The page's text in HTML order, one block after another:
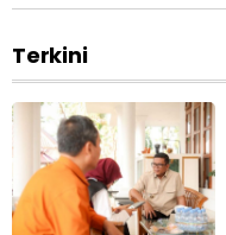
Terkini